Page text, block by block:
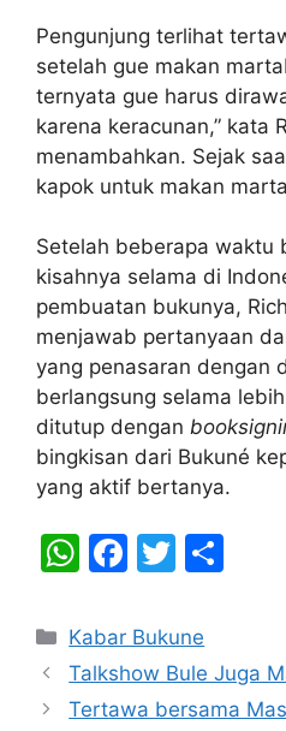
Pengunjung terlihat
setelah gue makan
ternyata gue harus
karena keracunan,” kata
menambahkan. Sejak
kapok untuk makan
Setelah beberapa waktu
kisahnya selama di
pembuatan bukunya,
menjawab pertanyaan
yang penasaran dengan
berlangsung selama
ditutup dengan
bingkisan dari Bukuné
yang aktif bertanya.
W
at
s
A
F
c
e
b
T
itt
er e
Categories
Kabar Bukune
Talkshow Bule Juga
Tertawa bersama